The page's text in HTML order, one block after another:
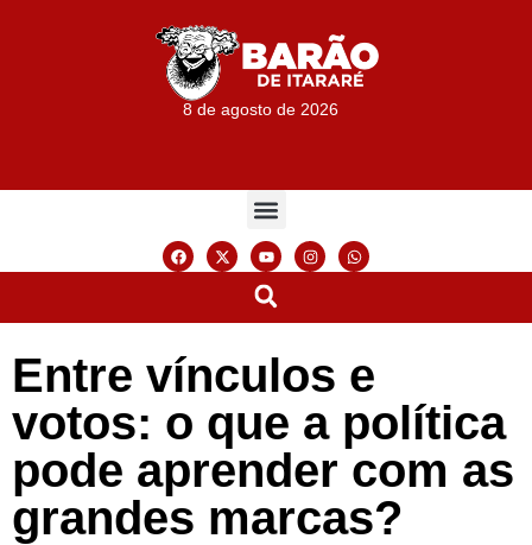
8 de agosto de 2026
Entre vínculos e
votos: o que a política
pode aprender com as
grandes marcas?